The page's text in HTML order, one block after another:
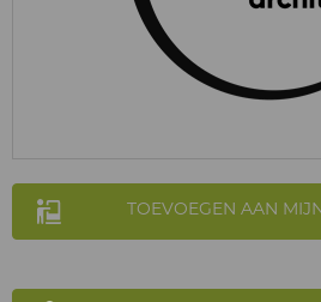
TOEVOEGEN AAN